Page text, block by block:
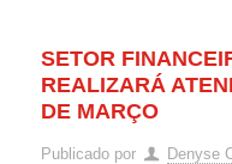
SETOR
REALIZARÁ
DE MARÇO
Publicado por Denyse